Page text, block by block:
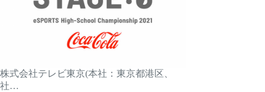
株式会社テレビ東京(本社：東京都港区、
社…